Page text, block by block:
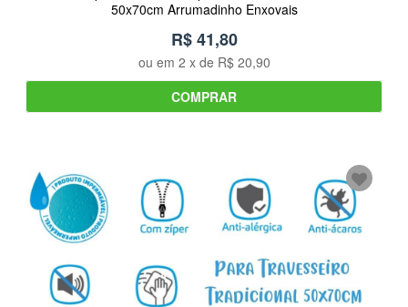
50x70cm Arrumadinho Enxovais
R$ 41,80
ou em 2 x de R$ 20,90
COMPRAR